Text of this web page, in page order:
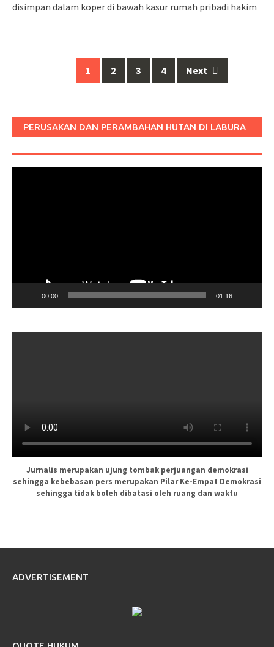
disimpan dalam koper di bawah kasur rumah pribadi hakim
1 2 3 4 Next
PERUSAKAN DAN PERAMBAHAN HUTAN DI LABURA
00:00 01:16
Jurnalis merupakan ujung tombak perjuangan demokrasi
sehingga kebebasan pers merupakan Pilar Ke-Empat Demokrasi
sehingga tidak boleh dibatasi oleh ruang dan waktu
ADVERTISEMENT